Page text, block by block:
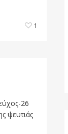
1
26
ψευτιάς